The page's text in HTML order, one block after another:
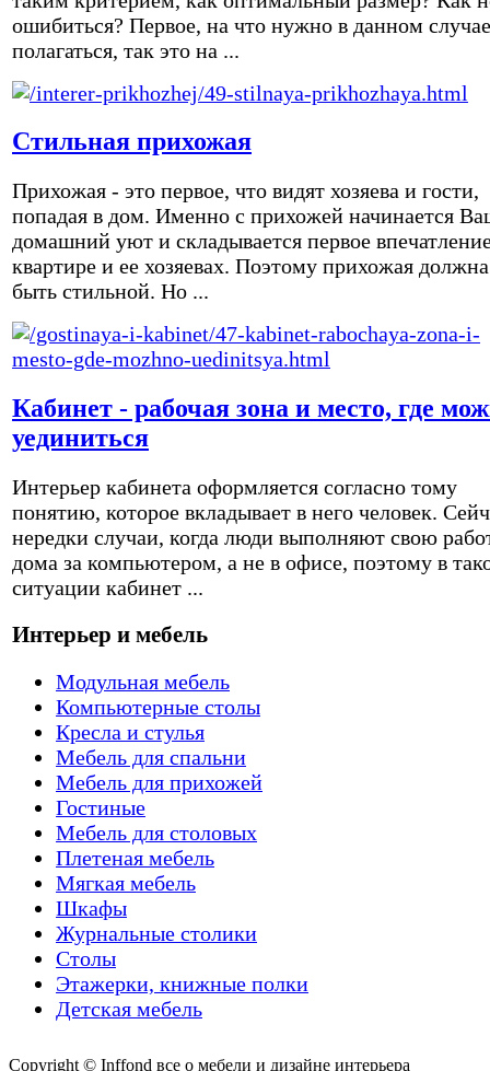
ошибиться? Первое, на что нужно в данном случае
полагаться, так это на ...
Стильная прихожая
Прихожая - это первое, что видят хозяева и гости,
попадая в дом. Именно с прихожей начинается
домашний уют и складывается первое
квартире и ее хозяевах. Поэтому прихожая должна
быть стильной. Но ...
Кабинет - рабочая зона и место, где
уединиться
Интерьер кабинета оформляется согласно тому
понятию, которое вкладывает в него человек.
нередки случаи, когда люди выполняют свою
дома за компьютером, а не в офисе, поэтому в
ситуации кабинет ...
Интерьер и мебель
Модульная мебель
Компьютерные столы
Кресла и стулья
Мебель для спальни
Мебель для прихожей
Гостиные
Мебель для столовых
Плетеная мебель
Мягкая мебель
Шкафы
Журнальные столики
Столы
Этажерки, книжные полки
Детская мебель
Copyright © Inffond все о мебели и дизайне интерьера